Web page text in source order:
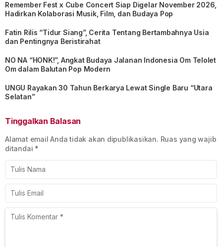
Remember Fest x Cube Concert Siap Digelar November 2026,
Hadirkan Kolaborasi Musik, Film, dan Budaya Pop
Fatin Rilis “Tidur Siang”, Cerita Tentang Bertambahnya Usia
dan Pentingnya Beristirahat
NO NA “HONK!”, Angkat Budaya Jalanan Indonesia Om Telolet
Om dalam Balutan Pop Modern
UNGU Rayakan 30 Tahun Berkarya Lewat Single Baru “Utara
Selatan”
Tinggalkan Balasan
Alamat email Anda tidak akan dipublikasikan. Ruas yang wajib
ditandai *